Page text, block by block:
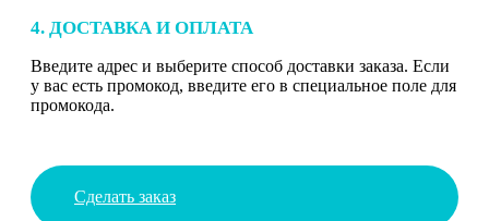
4. ДОСТАВКА И ОПЛАТА
Введите адрес и выберите способ доставки заказа. Если
у вас есть промокод, введите его в специальное поле для
промокода.
Сделать заказ